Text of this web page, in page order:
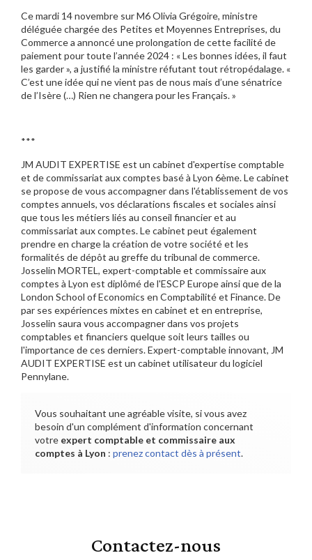
Ce mardi 14 novembre sur M6 Olivia Grégoire, ministre
déléguée chargée des Petites et Moyennes Entreprises, du
Commerce a annoncé une prolongation de cette facilité de
paiement pour toute l’année 2024 : « Les bonnes idées, il faut
les garder », a justifié la ministre réfutant tout rétropédalage. «
C’est une idée qui ne vient pas de nous mais d’une sénatrice
de l’Isère (…) Rien ne changera pour les Français. »
***
JM AUDIT EXPERTISE est un cabinet d'expertise comptable
et de commissariat aux comptes basé à Lyon 6ème. Le cabinet
se propose de vous accompagner dans l'établissement de vos
comptes annuels, vos déclarations fiscales et sociales ainsi
que tous les métiers liés au conseil financier et au
commissariat aux comptes. Le cabinet peut également
prendre en charge la création de votre société et les
formalités de dépôt au greffe du tribunal de commerce.
Josselin MORTEL, expert-comptable et commissaire aux
comptes à Lyon est diplômé de l'ESCP Europe ainsi que de la
London School of Economics en Comptabilité et Finance. De
par ses expériences mixtes en cabinet et en entreprise,
Josselin saura vous accompagner dans vos projets
comptables et financiers quelque soit leurs tailles ou
l'importance de ces derniers. Expert-comptable innovant, JM
AUDIT EXPERTISE est un cabinet utilisateur du logiciel
Pennylane.
Vous souhaitant une agréable visite, si vous avez
besoin d'un complément d'information concernant
votre expert comptable et commissaire aux
comptes à Lyon : prenez contact dès à présent.
Contactez-nous